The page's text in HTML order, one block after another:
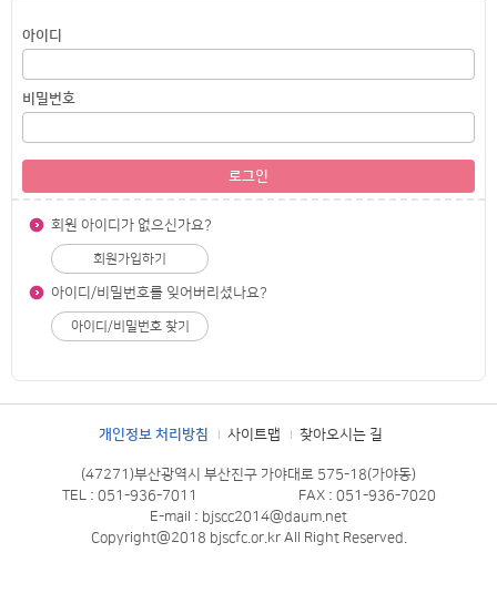
아이디
비밀번호
로그인
회원 아이디가 없으신가요?
회원가입하기
아이디/비밀번호를 잊어버리셨나요?
아이디/비밀번호 찾기
개인정보 처리방침 사이트맵 찾아오시는 길
(47271)부산광역시 부산진구 가야대로 575-18(가야동)
TEL : 051-936-7011
FAX : 051-936-7020
E-mail : bjscc2014@daum.net
Copyright@2018 bjscfc.or.kr All Right Reserved.